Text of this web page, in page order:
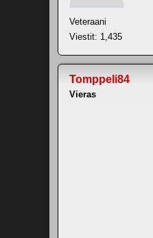
Veteraani
Viestit: 1,435
Tomppeli84
Vieras